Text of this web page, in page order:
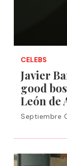
CELEBS
Javier
good
León de
Septiembre